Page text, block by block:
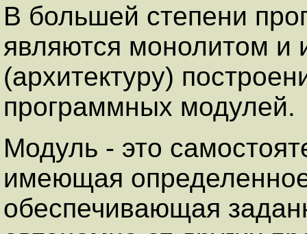
В большей степени
являются монолитом и
(архитектуру)
программных модулей.
Модуль - это
имеющая
обеспечивающая